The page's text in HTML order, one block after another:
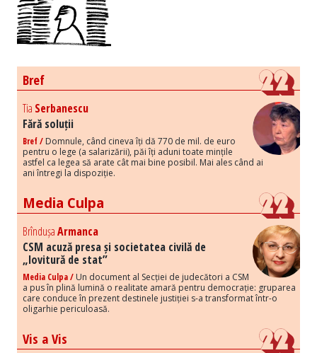
Bref
Tia Serbanescu
Fără soluții
Bref / Domnule, când cineva îți dă 770 de mil. de euro
pentru o lege (a salarizării), păi îți aduni toate mințile
astfel ca legea să arate cât mai bine posibil. Mai ales când ai
ani întregi la dispoziție.
Media Culpa
BrîndușaArmanca
CSM acuză presa și societatea civilă de
„lovitură de stat”
Media Culpa / Un document al Secției de judecători a CSM
a pus în plină lumină o realitate amară pentru democrație: gruparea
care conduce în prezent destinele justiției s-a transformat într-o
oligarhie periculoasă.
Vis a Vis